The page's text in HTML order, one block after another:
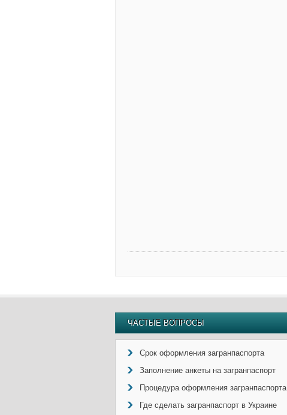
ЧАСТЫЕ ВОПРОСЫ
Срок оформления загранпаспорта
Заполнение анкеты на загранпаспорт
Процедура оформления загранпаспорта
Где сделать загранпаспорт в Украине